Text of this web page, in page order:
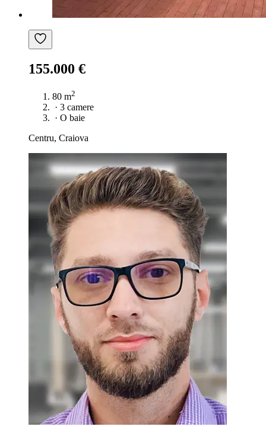
155.000 €
80 m2
· 3 camere
· O baie
Centru, Craiova